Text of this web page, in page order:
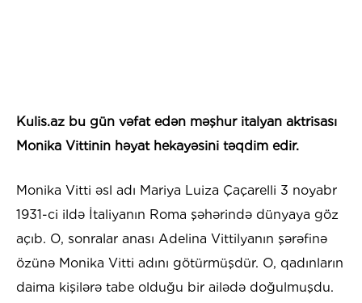
Kulis.az bu gün vəfat edən məşhur italyan aktrisası
Monika Vittinin həyat hekayəsini təqdim edir.
Monika Vitti əsl adı Mariya Luiza Çaçarelli 3 noyabr
1931-ci ildə İtaliyanın Roma şəhərində dünyaya göz
açıb. O, sonralar anası Adelina Vittilyanın şərəfinə
özünə Monika Vitti adını götürmüşdür. O, qadınların
daima kişilərə tabe olduğu bir ailədə doğulmuşdu.